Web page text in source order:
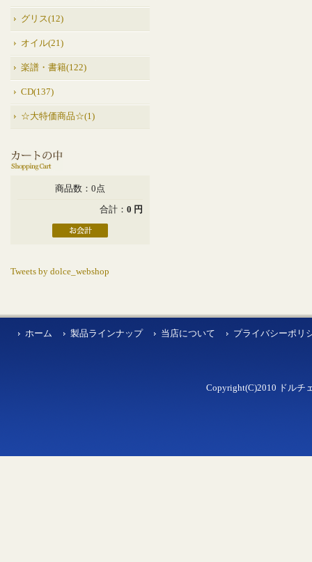
グリス(12)
オイル(21)
楽譜・書籍(122)
CD(137)
☆大特価商品☆(1)
商品数：0点
合計： 0 円
Tweets by dolce_webshop
ホーム 製品ラインナップ 当店について プライバシーポリ
Copyright(C)2010 ドルチ